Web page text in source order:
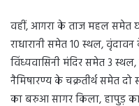
वहीं, आगरा के ताज महल समेत
राधारानी समेत 10 स्थल,
विंध्यवासिनी मंदिर समेत 3
नैमिषारण्य के चक्रतीर्थ समेत
का बरुआ सागर किला, हापुड़